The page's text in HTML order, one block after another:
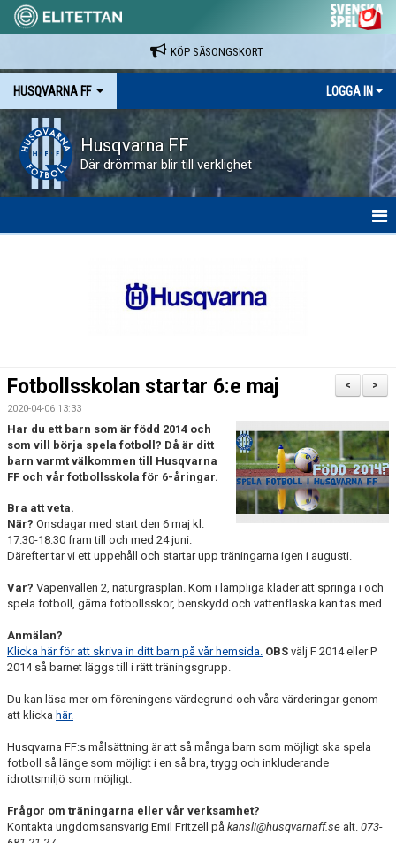
KÖP SÄSONGSKORT
HUSQVARNA FF LOGGA IN
Husqvarna FF
Där drömmar blir till verklighet
FÖRENINGSKALENDER
BILDGALLERI
DOKUMENT
FÖRENINGENS MATCHER
SPONSORER
INTERSPORT
ISSA ISKANDERS MINNESFOND
BOKA DIN HEMMAVINSTLOTT SMIDIGT HÄR
BÖRJA SPELA FOTBOLL I HUSQVARNA FF
BLÅ TRÅDEN
HFF´S VÄRDEGRUND
"VAPENDRAGARE 2026"
>
<
Fotbollsskolan startar 6:e maj
2020-04-06 13:33
Har du ett barn som är född 2014 och
som vill börja spela fotboll? Då är ditt
barn varmt välkommen till Husqvarna
FF och vår fotbollsskola för 6-åringar.
Bra att veta.
När? Onsdagar med start den 6 maj kl.
17:30-18:30 fram till och med 24 juni.
Därefter tar vi ett uppehåll och startar upp träningarna igen i augusti.
Var? Vapenvallen 2, naturgräsplan. Kom i lämpliga kläder att springa i och
spela fotboll, gärna fotbollsskor, benskydd och vattenflaska kan tas med.
Anmälan?
Klicka här för att skriva in ditt barn på vår hemsida. OBS välj F 2014 eller P
2014 så barnet läggs till i rätt träningsgrupp.
Du kan läsa mer om föreningens värdegrund och våra värderingar genom
att klicka här.
Husqvarna FF:s målsättning är att så många barn som möjligt ska spela
fotboll så länge som möjligt i en så bra, trygg och inkluderande
idrottsmiljö som möjligt.
Frågor om träningarna eller vår verksamhet?
Kontakta ungdomsansvarig Emil Fritzell på kansli@husqvarnaff.se alt. 073-